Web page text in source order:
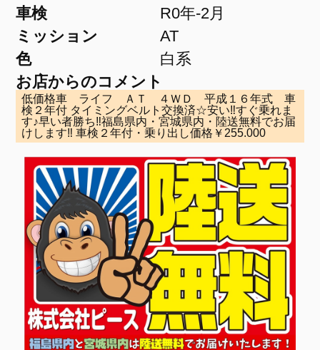
車検
R0年-2月
ミッション
AT
色
白系
お店からのコメント
低価格車 ライフ ＡＴ ４ＷＤ 平成１６年式 車
検２年付 タイミングベルト交換済☆安い‼すぐ乗れま
す♪早い者勝ち‼福島県内・宮城県内・陸送無料でお届
けします‼ 車検２年付・乗り出し価格￥255.000